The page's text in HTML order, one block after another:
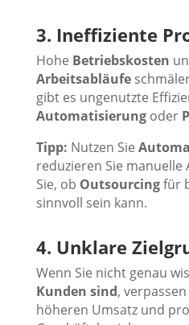
3. Ineffiziente
Hohe Betriebskosten
Arbeitsabläufe
gibt es ungenutzte
Automatisierungoder
Tipp: Nutzen Sie
reduzieren Sie
Sie, ob Outsourcingfür
sinnvoll sein kann.
4. Unklare
Wenn Sie nicht genau
Kunden sind,
höheren Umsatz und